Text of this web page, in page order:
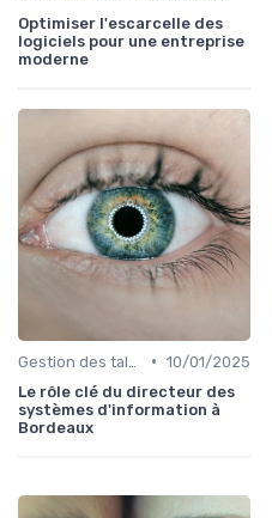
Optimiser l'escarcelle des
logiciels pour une entreprise
moderne
• 10/01/2025
Le rôle clé du directeur des
systèmes d'information à
Bordeaux